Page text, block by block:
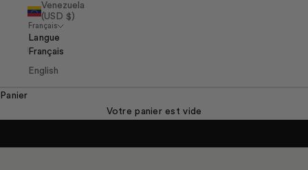
Venezuela
(USD $)
Français
Langue
Français
English
Panier
Votre panier est vide